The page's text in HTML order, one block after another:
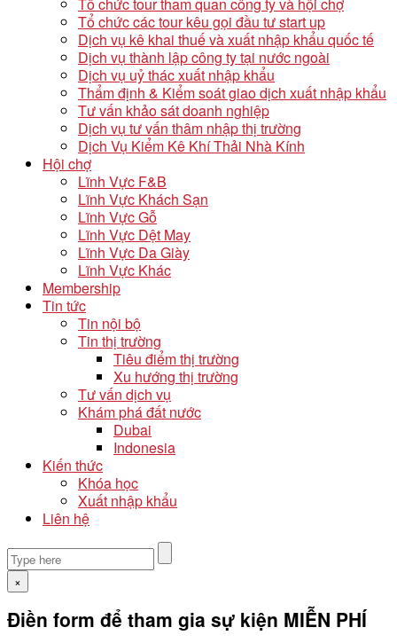
Tổ chức các tour kêu gọi đầu tư start up
Dịch vụ kê khai thuế và xuất nhập khẩu quốc tế
Dịch vụ thành lập công ty tại nước ngoài
Dịch vụ uỷ thác xuất nhập khẩu
Thẩm định & Kiểm soát giao dịch xuất nhập khẩu
Tư vấn khảo sát doanh nghiệp
Dịch vụ tư vấn thâm nhập thị trường
Dịch Vụ Kiểm Kê Khí Thải Nhà Kính
Hội chợ
Lĩnh Vực F&B
Lĩnh Vực Khách Sạn
Lĩnh Vực Gỗ
Lĩnh Vực Dệt May
Lĩnh Vực Da Giày
Lĩnh Vực Khác
Membership
Tin tức
Tin nội bộ
Tin thị trường
Tiêu điểm thị trường
Xu hướng thị trường
Tư vấn dịch vụ
Khám phá đất nước
Dubai
Indonesia
Kiến thức
Khóa học
Xuất nhập khẩu
Liên hệ
×
Điền form để tham gia sự kiện MIỄN PHÍ